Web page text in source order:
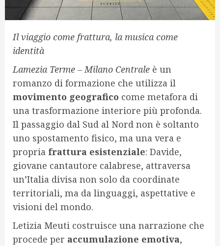
Il viaggio come frattura, la musica come
identità
Lamezia Terme – Milano Centrale è un
romanzo di formazione che utilizza il
movimento geografico come metafora di
una trasformazione interiore più profonda.
Il passaggio dal Sud al Nord non è soltanto
uno spostamento fisico, ma una vera e
propria frattura esistenziale: Davide,
giovane cantautore calabrese, attraversa
un’Italia divisa non solo da coordinate
territoriali, ma da linguaggi, aspettative e
visioni del mondo.
Letizia Meuti costruisce una narrazione che
procede per accumulazione emotiva,